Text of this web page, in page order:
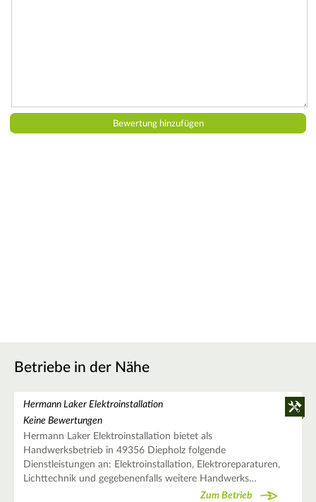
Betriebe in der Nähe
Hermann Laker Elektroinstallation
Keine Bewertungen
Hermann Laker Elektroinstallation bietet als
Handwerksbetrieb in 49356 Diepholz folgende
Dienstleistungen an: Elektroinstallation, Elektroreparaturen,
Lichttechnik und gegebenenfalls weitere Handwerks…
Zum Betrieb